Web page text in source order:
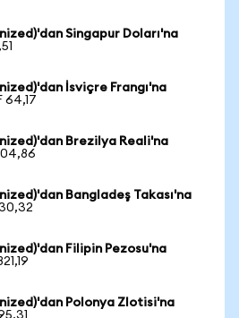
Singapur Doları'na
İsviçre Frangı'na
64,17
Brezilya Reali'na
Bangladeş Takası'na
Filipin Pezosu'na
Polonya Zlotisi'na